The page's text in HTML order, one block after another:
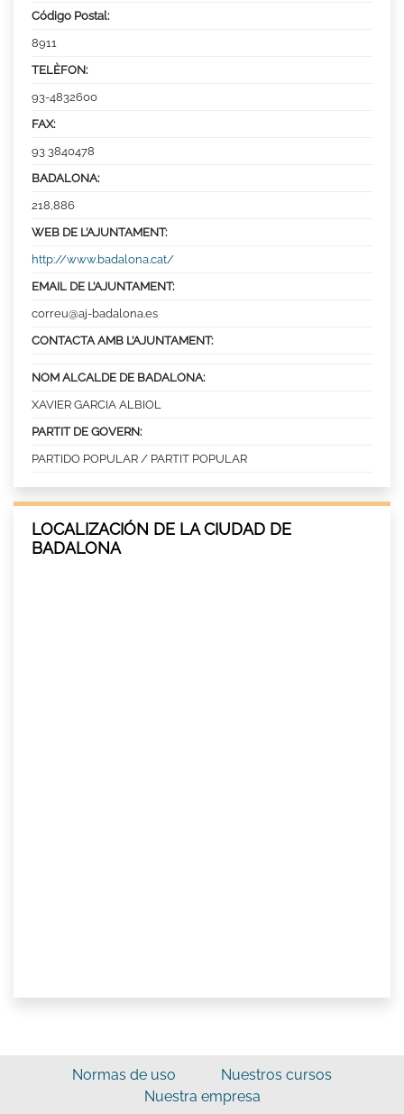
Código Postal:
8911
TELÈFON:
93-4832600
FAX:
93 3840478
BADALONA:
218,886
WEB DE L’AJUNTAMENT:
http://www.badalona.cat/
EMAIL DE L’AJUNTAMENT:
correu@aj-badalona.es
CONTACTA AMB L’AJUNTAMENT:
NOM ALCALDE DE BADALONA:
XAVIER GARCIA ALBIOL
PARTIT DE GOVERN:
PARTIDO POPULAR / PARTIT POPULAR
LOCALIZACIÓN DE LA CIUDAD DE
BADALONA
Normas de uso
Nuestros cursos
Nuestra empresa